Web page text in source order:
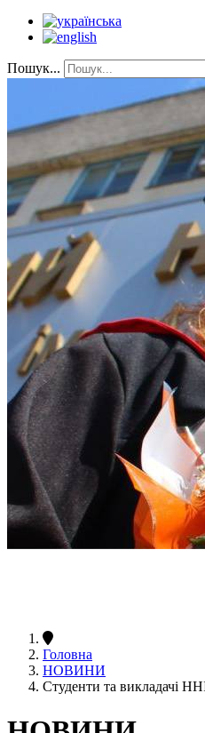
Пошук...
Головна
НОВИНИ
Студенти та викладачі